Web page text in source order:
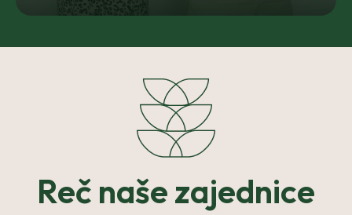
Reč naše zajednice